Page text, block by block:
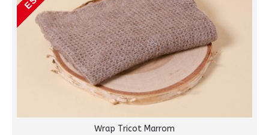
Wrap Tricot Marrom